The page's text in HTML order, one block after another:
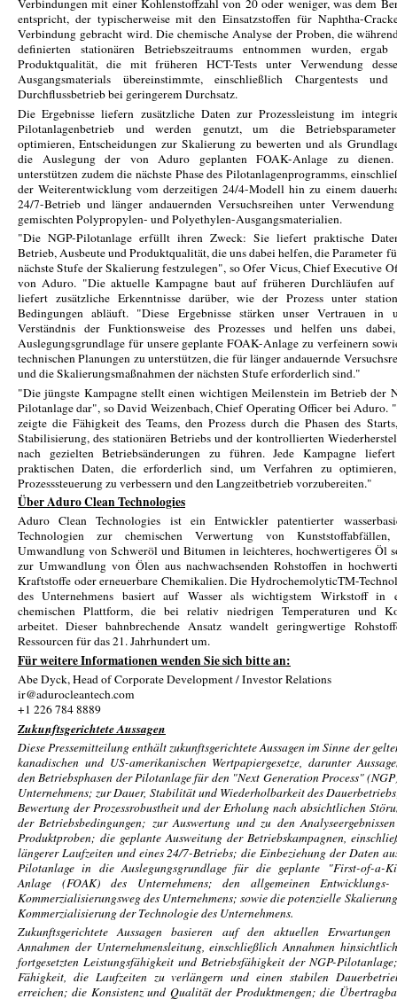
Verbindungen mit einer Kohlenstoffzahl von 20 oder weniger, was dem
entspricht, der typischerweise mit den Einsatzstoffen für Naphtha-
Verbindung gebracht wird. Die chemische Analyse der Proben, die
definierten stationären Betriebszeitraums entnommen wurden, ergab
Produktqualität, die mit früheren HCT-Tests unter Verwendung
Ausgangsmaterials übereinstimmte, einschließlich Chargentests
Durchflussbetrieb bei geringerem Durchsatz.
Die Ergebnisse liefern zusätzliche Daten zur Prozessleistung im
Pilotanlagenbetrieb und werden genutzt, um die
optimieren, Entscheidungen zur Skalierung zu bewerten und als
die Auslegung der von Aduro geplanten FOAK-Anlage zu
unterstützen zudem die nächste Phase des Pilotanlagenprogramms,
der Weiterentwicklung vom derzeitigen 24/4-Modell hin zu einem
24/7-Betrieb und länger andauernden Versuchsreihen unter
gemischten Polypropylen- und Polyethylen-Ausgangsmaterialien.
"Die NGP-Pilotanlage erfüllt ihren Zweck: Sie liefert praktische
Betrieb, Ausbeute und Produktqualität, die uns dabei helfen, die Parameter
nächste Stufe der Skalierung festzulegen", so Ofer Vicus, Chief Executive
von Aduro. "Die aktuelle Kampagne baut auf früheren Durchläufen
liefert zusätzliche Erkenntnisse darüber, wie der Prozess unter
Bedingungen abläuft. "Diese Ergebnisse stärken unser Vertrauen in
Verständnis der Funktionsweise des Prozesses und helfen uns
Auslegungsgrundlage für unsere geplante FOAK-Anlage zu verfeinern
technischen Planungen zu unterstützen, die für länger andauernde
und die Skalierungsmaßnahmen der nächsten Stufe erforderlich sind."
"Die jüngste Kampagne stellt einen wichtigen Meilenstein im Betrieb der
Pilotanlage dar", so David Weizenbach, Chief Operating Officer bei Aduro.
zeigte die Fähigkeit des Teams, den Prozess durch die Phasen des
Stabilisierung, des stationären Betriebs und der kontrollierten
nach gezielten Betriebsänderungen zu führen. Jede Kampagne
praktischen Daten, die erforderlich sind, um Verfahren zu
Prozesssteuerung zu verbessern und den Langzeitbetrieb vorzubereiten."
Über Aduro Clean Technologies
Aduro Clean Technologies ist ein Entwickler patentierter
Technologien zur chemischen Verwertung von
Umwandlung von Schweröl und Bitumen in leichteres, hochwertigeres Öl
zur Umwandlung von Ölen aus nachwachsenden Rohstoffen in
Kraftstoffe oder erneuerbare Chemikalien. Die HydrochemolyticTM-
des Unternehmens basiert auf Wasser als wichtigstem Wirkstoff in
chemischen Plattform, die bei relativ niedrigen Temperaturen und
arbeitet. Dieser bahnbrechende Ansatz wandelt geringwertige
Ressourcen für das 21. Jahrhundert um.
Für weitere Informationen wenden Sie sich bitte an:
Abe Dyck, Head of Corporate Development / Investor Relations
ir@adurocleantech.com
+1 226 784 8889
Zukunftsgerichtete Aussagen
Diese Pressemitteilung enthält zukunftsgerichtete Aussagen im Sinne der
kanadischen und US-amerikanischen Wertpapiergesetze, darunter
den Betriebsphasen der Pilotanlage für den "Next Generation Process"
Unternehmens; zur Dauer, Stabilität und Wiederholbarkeit des
Bewertung der Prozessrobustheit und der Erholung nach absichtlichen
der Betriebsbedingungen; zur Auswertung und zu den
Produktproben; die geplante Ausweitung der Betriebskampagnen,
längerer Laufzeiten und eines 24/7-Betriebs; die Einbeziehung der Daten
Pilotanlage in die Auslegungsgrundlage für die geplante "First-of-a-
Anlage (FOAK) des Unternehmens; den allgemeinen
Kommerzialisierungsweg des Unternehmens; sowie die potenzielle
Kommerzialisierung der Technologie des Unternehmens.
Zukunftsgerichtete Aussagen basieren auf den aktuellen
Annahmen der Unternehmensleitung, einschließlich Annahmen
fortgesetzten Leistungsfähigkeit und Betriebsfähigkeit der NGP-
Fähigkeit, die Laufzeiten zu verlängern und einen stabilen
erreichen; die Konsistenz und Qualität der Produktmengen; die